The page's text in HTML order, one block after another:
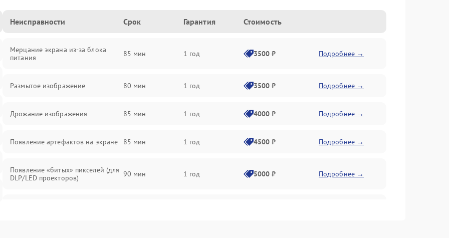
Неисправности Срок Гарантия Стоимость
Мерцание экрана из-за блока
питания
85 мин 1 год 3500 ₽ Подробнее →
Размытое изображение 80 мин 1 год 3500 ₽ Подробнее →
Дрожание изображения 85 мин 1 год 4000 ₽ Подробнее →
Появление артефактов на экране 85 мин 1 год 4500 ₽ Подробнее →
Появление «битых» пикселей (для
DLP/LED проекторов)
90 мин 1 год 5000 ₽ Подробнее →